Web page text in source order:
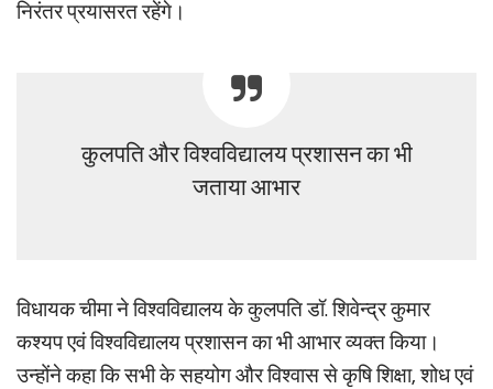
निरंतर प्रयासरत रहेंगे।
कुलपति और विश्वविद्यालय प्रशासन का भी
जताया आभार
विधायक चीमा ने विश्वविद्यालय के कुलपति डॉ. शिवेन्द्र कुमार
कश्यप एवं विश्वविद्यालय प्रशासन का भी आभार व्यक्त किया।
उन्होंने कहा कि सभी के सहयोग और विश्वास से कृषि शिक्षा, शोध एवं